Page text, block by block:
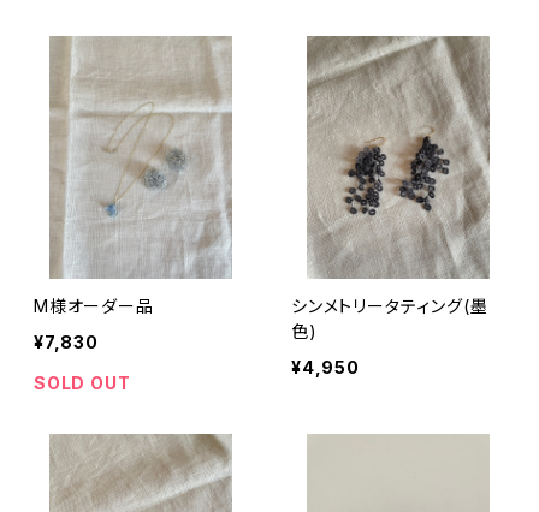
M様オーダー品
¥7,830
SOLD OUT
シンメトリータティング(墨
色)
¥4,950